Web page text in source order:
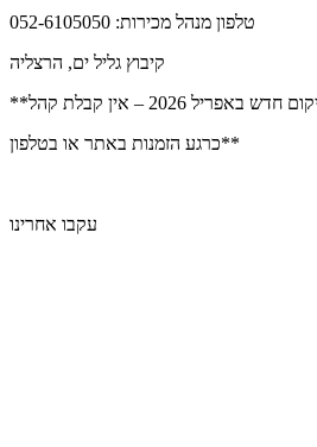
טלפון מנהל מכירות: 052-6105050
קיבוץ גליל ים, הרצליה
כרגע הזמנות באתר או בטלפון**
עקבו אחרינו